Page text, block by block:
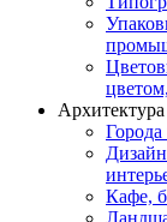
Архитектура
Кафе,